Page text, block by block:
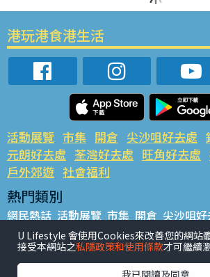
港玩港食港生活
活動展覽 市集 開倉 尖沙咀好去處
元朗好去處 荃灣好去處 旺角好去處
戶外郊遊 社會福利
熱門類別
網民熱話 活動展覽 市集 開倉 尖沙咀
銅鑼灣好去處 元朗好去處 荃灣好去處
餐廳情報 戶外郊遊
熱門標籤
U Lifestyle 會使用Cookies來改善您的網站
接受本網站之私隱政策和使用條款才可繼續
我已閱讀及同意